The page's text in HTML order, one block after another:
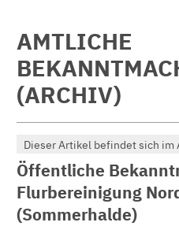
AMTLICHE
(ARCHIV)
Dieser Artikel befindet sich im
Öffentliche
Flurbereinigung
(Sommerhalde)